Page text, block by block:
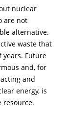
nuclear
are not
alternative.
waste that
years. Future
and, for
and
energy, is
resource.